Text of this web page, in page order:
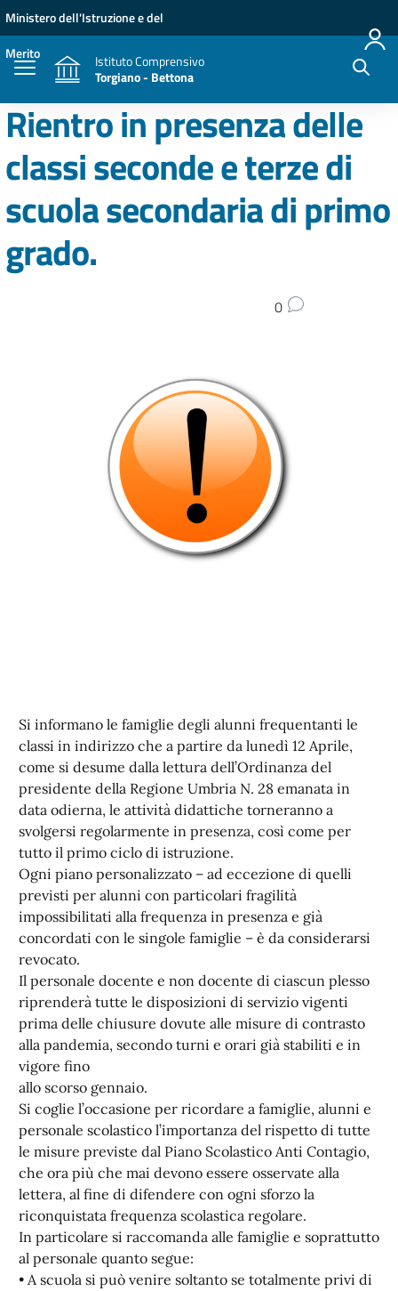
Vai ai contenuti
Vai al menu di navigazione
Vai al footer
Ministero dell'Istruzione e del
Merito
Istituto Comprensivo
Torgiano - Bettona
Rientro in presenza delle
classi seconde e terze di
scuola secondaria di primo
grado.
0
Si informano le famiglie degli alunni frequentanti le
classi in indirizzo che a partire da lunedì 12 Aprile,
come si desume dalla lettura dell’Ordinanza del
presidente della Regione Umbria N. 28 emanata in
data odierna, le attività didattiche torneranno a
svolgersi regolarmente in presenza, così come per
tutto il primo ciclo di istruzione.
Ogni piano personalizzato – ad eccezione di quelli
previsti per alunni con particolari fragilità
impossibilitati alla frequenza in presenza e già
concordati con le singole famiglie – è da considerarsi
revocato.
Il personale docente e non docente di ciascun plesso
riprenderà tutte le disposizioni di servizio vigenti
prima delle chiusure dovute alle misure di contrasto
alla pandemia, secondo turni e orari già stabiliti e in
vigore fino
allo scorso gennaio.
Si coglie l’occasione per ricordare a famiglie, alunni e
personale scolastico l’importanza del rispetto di tutte
le misure previste dal Piano Scolastico Anti Contagio,
che ora più che mai devono essere osservate alla
lettera, al fine di difendere con ogni sforzo la
riconquistata frequenza scolastica regolare.
In particolare si raccomanda alle famiglie e soprattutto
al personale quanto segue:
• A scuola si può venire soltanto se totalmente privi di